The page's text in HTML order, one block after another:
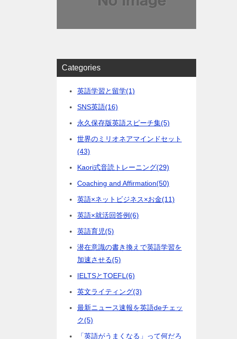
Categories
英語学習と留学(1)
SNS英語(16)
永久保存版英語スピーチ集(5)
世界のミリオネアマインドセット
(43)
Kaori式音読トレーニング(29)
Coaching and Affirmation(50)
英語×ネットビジネス×お金(11)
英語×就活回答例(6)
英語育児(5)
潜在意識の書き換えで英語学習を
加速させる(5)
IELTSとTOEFL (6)
英文ライティング(3)
最新ニュース速報を英語deチェッ
ク(5)
「英語がうまくなる」って何だろ